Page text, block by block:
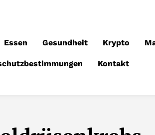
Essen Gesundheit Krypto
Kontakt